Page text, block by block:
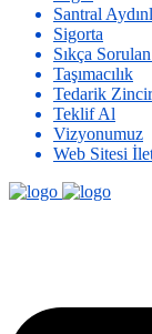
Santral
Sigorta
Sıkça
Taşımacılık
Tedarik
Teklif Al
Vizyonumuz
Web Sitesi